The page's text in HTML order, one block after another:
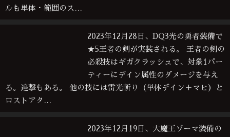
ルも単体・範囲のス…
2023年12月28日、DQ3光の勇者装備で
★5王者の剣が実装される。 王者の剣の
必殺技はギガクラッシュで、対象1パー
ティーにデイン属性のダメージを与え
る。追撃もある。 他の技には雷光斬り（単体デイン＋マヒ）と
ロストアタ…
2023年12月19日、大魔王ゾーマ装備の